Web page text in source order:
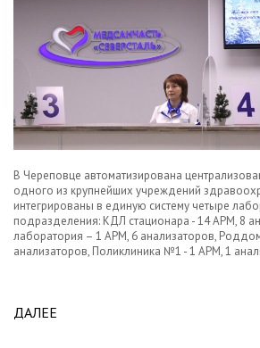
В Череповце автоматизирована
одного из крупнейших учреждений
интегрированы в единую систему четыре
подразделения: КДЛ стационара - 14 АРМ, 8
лаборатория – 1 АРМ, 6 анализаторов,
анализаторов, Поликлиника №1 - 1 АРМ, 1
ДАЛЕЕ